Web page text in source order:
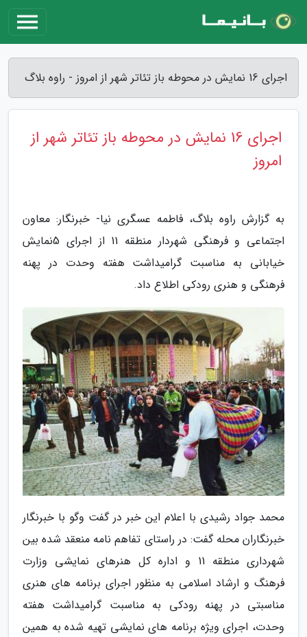
اجرای 16 نمایش در محوطه باز تئاتر شهر از امروز - راوه بلاگ
اجرای 16 نمایش در محوطه باز تئاتر شهر از
امروز
به گزارش راوه بلاگ، فاطمه عسگری نیا- خبرنگار: معاون
اجتماعی و فرهنگی شهردار منطقه 11 از اجرای 5نمایش
خیابانی به مناسبت گرامیداشت هفته وحدت در پهنه
فرهنگی و هنری رودکی اطلاع داد.
محمد جواد رشیدی با اعلام این خبر در گفت ­وگو با خبرنگار
خبرنگاران محله گفت: در راستای تفاهم نامه منعقد شده بین
شهرداری منطقه 11 و اداره کل هنرهای نمایشی وزارت
فرهنگ و ارشاد اسلامی به منظور اجرای برنامه های هنری
مناسبتی در پهنه رودکی به مناسبت گرامی­داشت هفته
وحدت، اجرای ویژه برنامه های نمایشی تهیه شده به همین